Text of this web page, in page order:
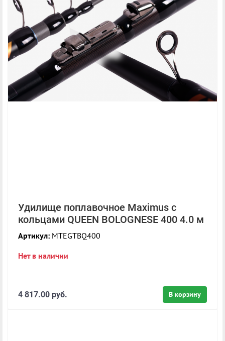
Удилище поплавочное Maximus с
кольцами QUEEN BOLOGNESE 400 4.0 м
Артикул: MTEGTBQ400
Нет в наличии
В корзину
4 817.00 руб.